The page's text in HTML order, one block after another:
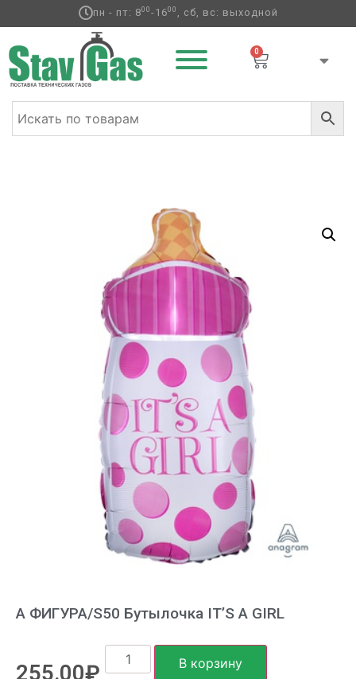
пн - пт: 800-1600 , сб, вс: выходной
0
А ФИГУРА/S50 Бутылочка IT’S A GIRL
255.00₽ В корзину